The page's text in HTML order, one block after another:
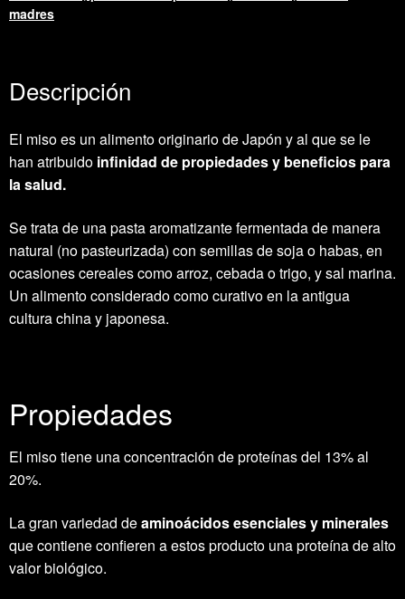
NO
madres
Descripción
El miso es un alimento originario de Japón y al que se le
han atribuido infinidad de propiedades y beneficios para
la salud.
Se trata de una pasta aromatizante fermentada de manera
natural (no pasteurizada) con semillas de soja o habas, en
ocasiones cereales como arroz, cebada o trigo, y sal marina.
Un alimento considerado como curativo en la antigua
cultura china y japonesa.
Propiedades
El miso tiene una concentración de proteínas del 13% al
20%.
La gran variedad deaminoácidos esenciales y minerales
que contiene confieren a estos producto una proteína de alto
valor biológico.